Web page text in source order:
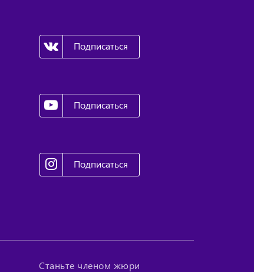
Подписаться
Подписаться
Подписаться
Станьте членом жюри